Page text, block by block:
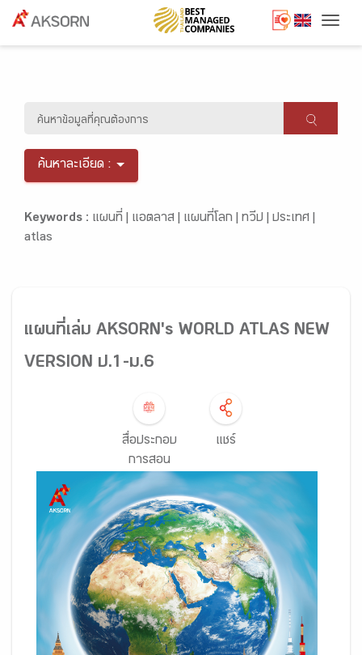
ค้นหาละเอียด :
Keywords : แผนที่ | แอตลาส | แผนที่โลก | ทวีป | ประเทศ |
atlas
แผนที่เล่ม AKSORN's WORLD ATLAS NEW
VERSION ป.1-ม.6
สื่อประกอบ
การสอน
แชร์